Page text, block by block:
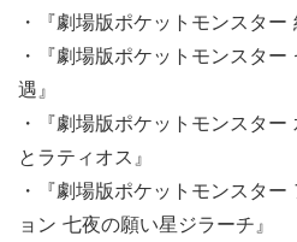
・『劇場版ポケットモンスター
・『劇場版ポケットモンスタ
遇』
・『劇場版ポケットモンスタ
とラティオス』
・『劇場版ポケットモンスタ
ョン 七夜の願い星ジラーチ』